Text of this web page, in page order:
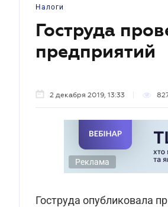
Налоги
Гоструда
предприятий
2 декабря 2019, 13:33
Реклама
Гоструда опубликовала